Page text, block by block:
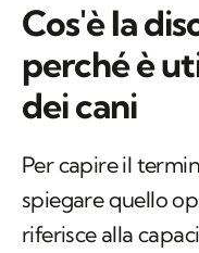
Cos'è la
perché è
dei cani
Per capire il
spiegare quello
riferisce alla